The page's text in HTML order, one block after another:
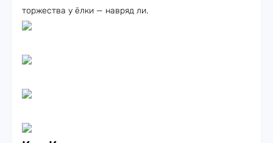
торжества у ёлки — навряд ли.